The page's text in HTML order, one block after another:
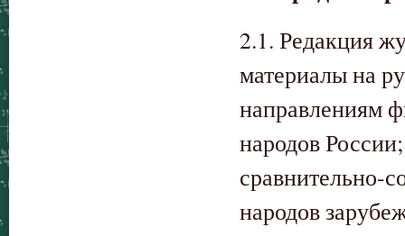
2.1. Редакция
материалы на
направлениям
народов
сравнительно-
народов